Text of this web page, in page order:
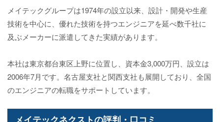
メイテックグループは1974年の設立以来、設計・開発や生産
技術を中心に、優れた技術を持つエンジニアを延べ数千社に
及ぶメーカーに派遣してきた実績があります。
本社は東京都台東区上野に位置し、資本金3,000万円、設立は
2006年7月です。名古屋支社と関西支社も展開しており、全国
のエンジニアの転職をサポートしています。